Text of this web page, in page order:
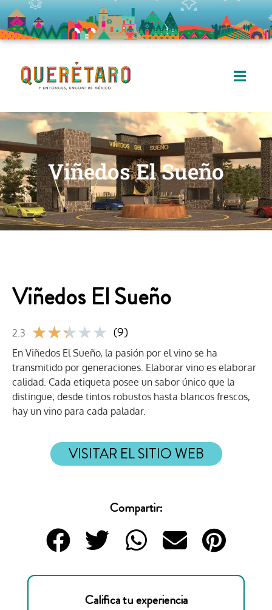
Viñedos El Sueño
Viñedos El Sueño
2.3 ★★★★★ (9)
En Viñedos El Sueño, la pasión por el vino se ha
transmitido por generaciones. Elaborar vino es elaborar
calidad. Cada etiqueta posee un sabor único que la
distingue; desde tintos robustos hasta blancos frescos,
hay un vino para cada paladar.
VISITAR EL SITIO WEB
Compartir:
Califica tu experiencia